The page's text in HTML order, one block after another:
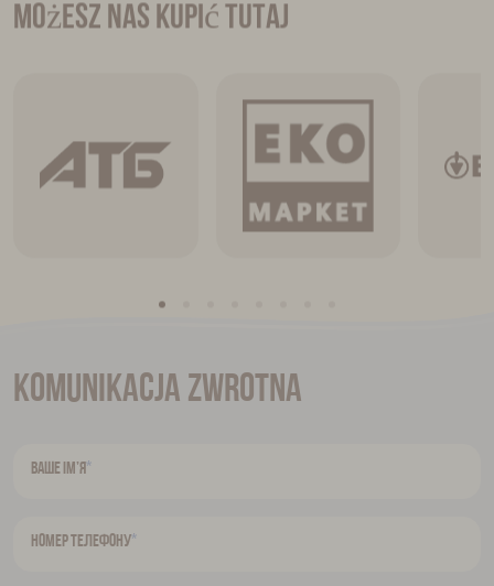
Możesz nas kupić tutaj
Komunikacja zwrotna
Ваше ім’я *
Номер телефону*